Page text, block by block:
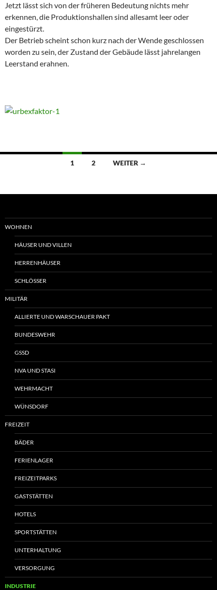
Jetzt lässt sich von der früheren Bedeutung nichts mehr
erkennen, die Produktionshallen sind allesamt leer oder
eingestürzt.
Der Betrieb scheint schon kurz nach der Wende geschlossen
worden zu sein, der Zustand der Gebäude lässt jahrelangen
Leerstand erahnen.
Beitragsnavigation
1 2 WEITER →
WOHNEN
HÄUSER UND VILLEN
HERRENHÄUSER
SCHLÖSSER
MILITÄR
ALLIERTE UND WARSCHAUER PAKT
BUNDESWEHR
GSSD
NVA UND STASI
WEHRMACHT
WÜNSDORF
FREIZEIT
BÄDER
FERIENLAGER
FREIZEITPARKS
GASTSTÄTTEN
HOTELS
SPORTSTÄTTEN
UNTERHALTUNG
VERSORGUNG
INDUSTRIE